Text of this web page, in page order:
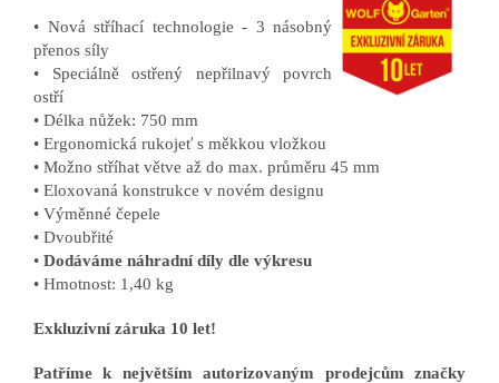
• Nová stříhací technologie - 3 násobný
přenos síly
• Speciálně ostřený nepřilnavý povrch
ostří
• Délka nůžek: 750 mm
• Ergonomická rukojeť s měkkou vložkou
• Možno stříhat větve až do max. průměru 45 mm
• Eloxovaná konstrukce v novém designu
• Výměnné čepele
• Dvoubřité
• Dodáváme náhradní díly dle výkresu
• Hmotnost: 1,40 kg
Exkluzivní záruka 10 let!
Patříme k největším autorizovaným prodejcům značky